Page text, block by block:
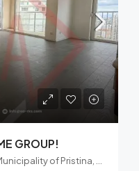
GROUP!
Veternik, Çagllavicë (Prishtinë), Municipality of Pristina, District of Prishtina, 10100, Kosovo